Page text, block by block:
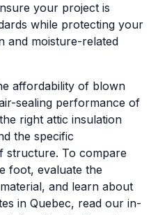
your project is
while protecting your
and moisture-related
affordability of blown
sealing performance of
right attic insulation
the specific
structure. To compare
foot, evaluate the
and learn about
in Quebec, read our in-